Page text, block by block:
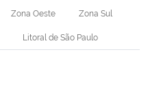
Zona Oeste Zona Sul
Litoral de São Paulo